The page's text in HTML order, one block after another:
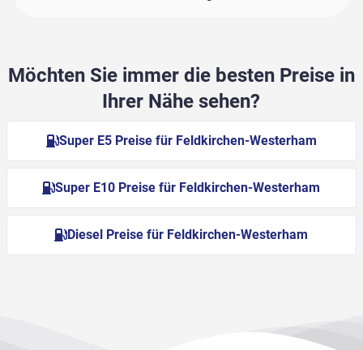
Möchten Sie immer die besten Preise in
Ihrer Nähe sehen?
Super E5 Preise für Feldkirchen-Westerham
Super E10 Preise für Feldkirchen-Westerham
Diesel Preise für Feldkirchen-Westerham